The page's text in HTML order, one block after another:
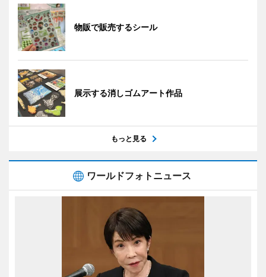
物販で販売するシール
展示する消しゴムアート作品
もっと見る
ワールドフォトニュース